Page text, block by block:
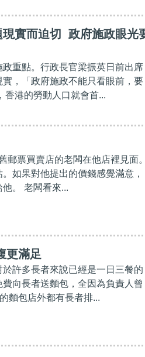
現實而迫切 政府施政眼光
重點。行政長官梁振英日前出席
，「政府施政不能只看眼前，要
香港的勞動人口就會首...
郵票買賣店的老闆在他店裡見面
如果對他提出的價錢感覺滿意，
。 老闆看來...
更滿足
許多長者來說已經是一日三餐的
向長者送麵包，全因為負責人曾
麵包店外都有長者排...